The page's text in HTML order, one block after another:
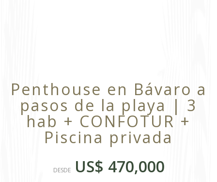
Penthouse en Bávaro a
pasos de la playa | 3
hab + CONFOTUR +
Piscina privada
DESDE US$ 470,000